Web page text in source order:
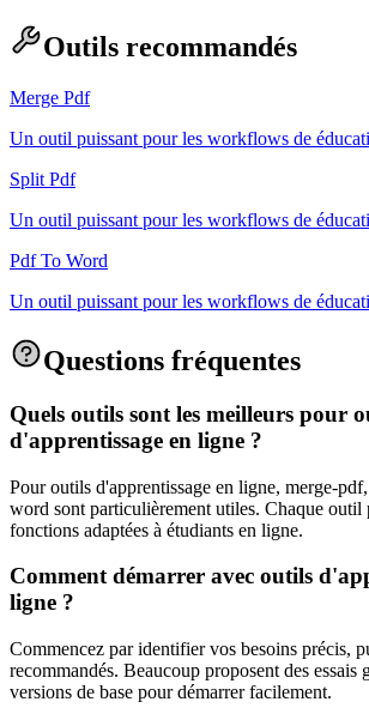
Outils recommandés
Merge Pdf
Un outil puissant pour les workflows de
Split Pdf
Un outil puissant pour les workflows de
Pdf To Word
Un outil puissant pour les workflows de
Questions fréquentes
Quels outils sont les meilleurs pour
d'apprentissage en ligne ?
Pour outils d'apprentissage en ligne, merge-
word sont particulièrement utiles. Chaque outil
fonctions adaptées à étudiants en ligne.
Comment démarrer avec outils
ligne ?
Commencez par identifier vos besoins précis,
recommandés. Beaucoup proposent des essais
versions de base pour démarrer facilement.